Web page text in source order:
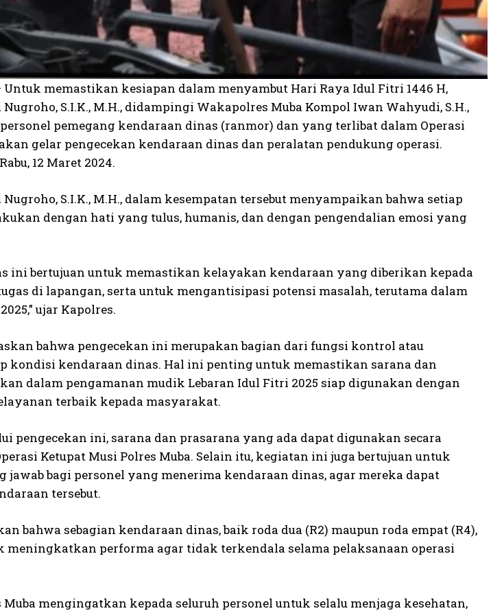
Untuk memastikan kesiapan dalam menyambut Hari Raya Idul Fitri 1446 H,
S.I.K., M.H., didampingi Wakapolres Muba Kompol Iwan Wahyudi, S.H.,
pemegang kendaraan dinas (ranmor) dan yang terlibat dalam Operasi
gelar pengecekan kendaraan dinas dan peralatan pendukung operasi.
12 Maret 2024.
S.I.K., M.H., dalam kesempatan tersebut menyampaikan bahwa setiap
dengan hati yang tulus, humanis, dan dengan pengendalian emosi yang
ini bertujuan untuk memastikan kelayakan kendaraan yang diberikan kepada
di lapangan, serta untuk mengantisipasi potensi masalah, terutama dalam
ujar Kapolres.
bahwa pengecekan ini merupakan bagian dari fungsi kontrol atau
kondisi kendaraan dinas. Hal ini penting untuk memastikan sarana dan
dalam pengamanan mudik Lebaran Idul Fitri 2025 siap digunakan dengan
terbaik kepada masyarakat.
pengecekan ini, sarana dan prasarana yang ada dapat digunakan secara
Ketupat Musi Polres Muba. Selain itu, kegiatan ini juga bertujuan untuk
jawab bagi personel yang menerima kendaraan dinas, agar mereka dapat
tersebut.
bahwa sebagian kendaraan dinas, baik roda dua (R2) maupun roda empat (R4),
meningkatkan performa agar tidak terkendala selama pelaksanaan operasi
mengingatkan kepada seluruh personel untuk selalu menjaga kesehatan,